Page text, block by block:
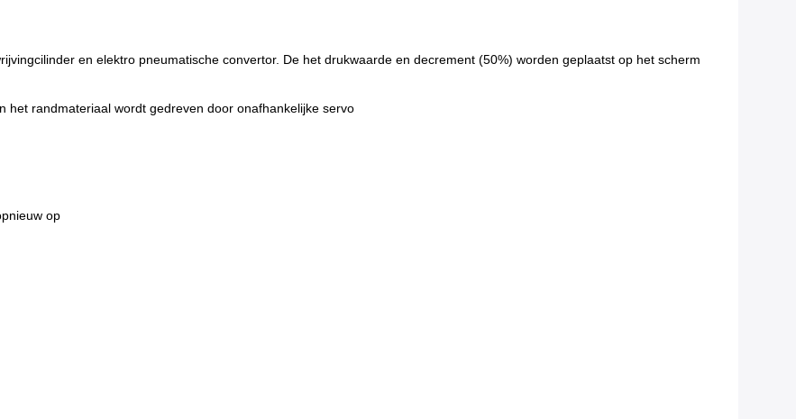
en elektro pneumatische convertor. De het drukwaarde en decrement (50%) worden geplaatst op het scherm
het randmateriaal wordt gedreven door onafhankelijke servo
op